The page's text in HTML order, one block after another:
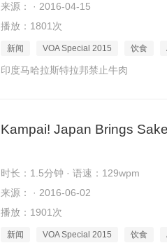
来源： · 2016-04-15
播放：1801次
新闻 VOA Special 2015 饮食
印度马哈拉斯特拉邦禁止牛肉
Kampai! Japan Brings
时长：1.5分钟 · 语速：129wpm
来源： · 2016-06-02
播放：1901次
新闻 VOA Special 2015 饮食